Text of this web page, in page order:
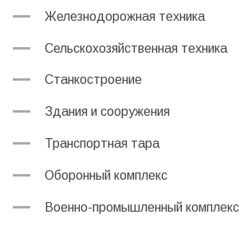
Железнодорожная техника
Сельскохозяйственная техника
Станкостроение
Здания и сооружения
Транспортная тара
Оборонный комплекс
Военно-промышленный комплекс